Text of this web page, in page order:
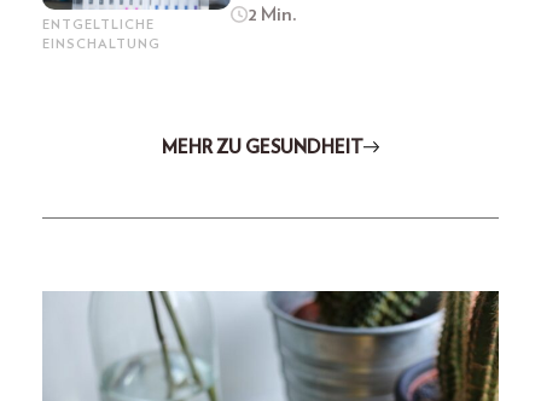
ENTGELTLICHE
EINSCHALTUNG
2 Min.
MEHR ZU GESUNDHEIT